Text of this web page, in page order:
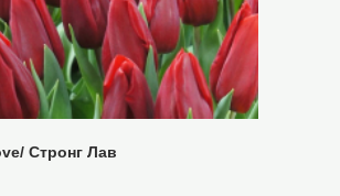
Стронг Лав